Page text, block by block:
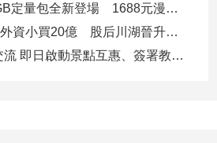
遠傳跨洲多國20GB定量包全新登場 1688元漫遊逾百國家！
台股收跌214點！外資小買20億 股后川湖晉升萬金股
高雄陸奧市深化交流 即日啟動景點互惠、簽署教育合作MOU